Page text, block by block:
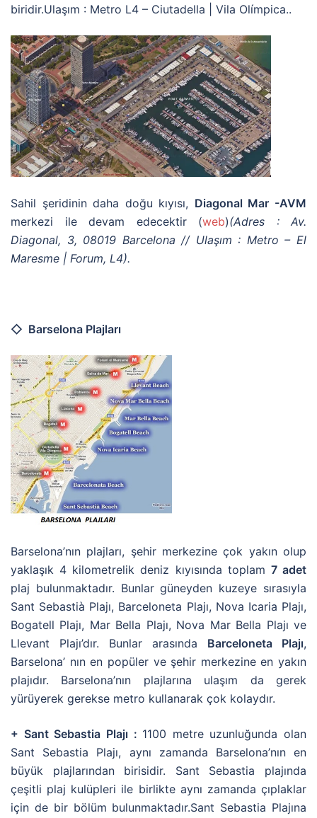
biridir.Ulaşım : Metro L4 – Ciutadella | Vila Olímpica..
Sahil şeridinin daha doğu kıyısı, Diagonal Mar -AVM
merkezi ile devam edecektir (web)(Adres : Av.
Diagonal, 3, 08019 Barcelona // Ulaşım : Metro – El
Maresme | Forum, L4).
◇ Barselona Plajları
Barselona’nın plajları, şehir merkezine çok yakın olup
yaklaşık 4 kilometrelik deniz kıyısında toplam 7 adet
plaj bulunmaktadır. Bunlar güneyden kuzeye sırasıyla
Sant Sebastià Plajı, Barceloneta Plajı, Nova Icaria Plajı,
Bogatell Plajı, Mar Bella Plajı, Nova Mar Bella Plajı ve
Llevant Plajı’dır. Bunlar arasında Barceloneta Plajı,
Barselona’ nın en popüler ve şehir merkezine en yakın
plajıdır. Barselona’nın plajlarına ulaşım da gerek
yürüyerek gerekse metro kullanarak çok kolaydır.
+ Sant Sebastia Plajı : 1100 metre uzunluğunda olan
Sant Sebastia Plajı, aynı zamanda Barselona’nın en
büyük plajlarından birisidir. Sant Sebastia plajında
çeşitli plaj kulüpleri ile birlikte aynı zamanda çıplaklar
için de bir bölüm bulunmaktadır.Sant Sebastia Plajına